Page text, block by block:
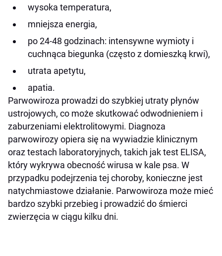
wysoka temperatura,
mniejsza energia,
po 24-48 godzinach: intensywne wymioty i
cuchnąca biegunka (często z domieszką krwi),
utrata apetytu,
apatia.
Parwowiroza prowadzi do szybkiej utraty płynów
ustrojowych, co może skutkować odwodnieniem i
zaburzeniami elektrolitowymi. Diagnoza
parwowirozy opiera się na wywiadzie klinicznym
oraz testach laboratoryjnych, takich jak test ELISA,
który wykrywa obecność wirusa w kale psa. W
przypadku podejrzenia tej choroby, konieczne jest
natychmiastowe działanie. Parwowiroza może mieć
bardzo szybki przebieg i prowadzić do śmierci
zwierzęcia w ciągu kilku dni.